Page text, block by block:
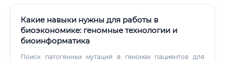
с сильным интересом к медицине или экологии —
прикладные направления дают смысл работе Есть и
противопоказания. Если вы хотите видеть результаты
своего труда немедленно — это не ваша область.
Какие навыки нужны для работы в
биоэкономике: геномные технологии и
биоинформатика
Поиск патогенных мутаций в геномах пациентов для